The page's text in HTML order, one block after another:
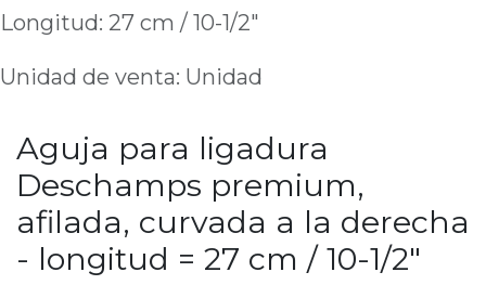
Longitud: 27 cm / 10-1/2"
Unidad de venta: Unidad
Aguja para ligadura
Deschamps premium,
afilada, curvada a la derecha
- longitud = 27 cm / 10-1/2"